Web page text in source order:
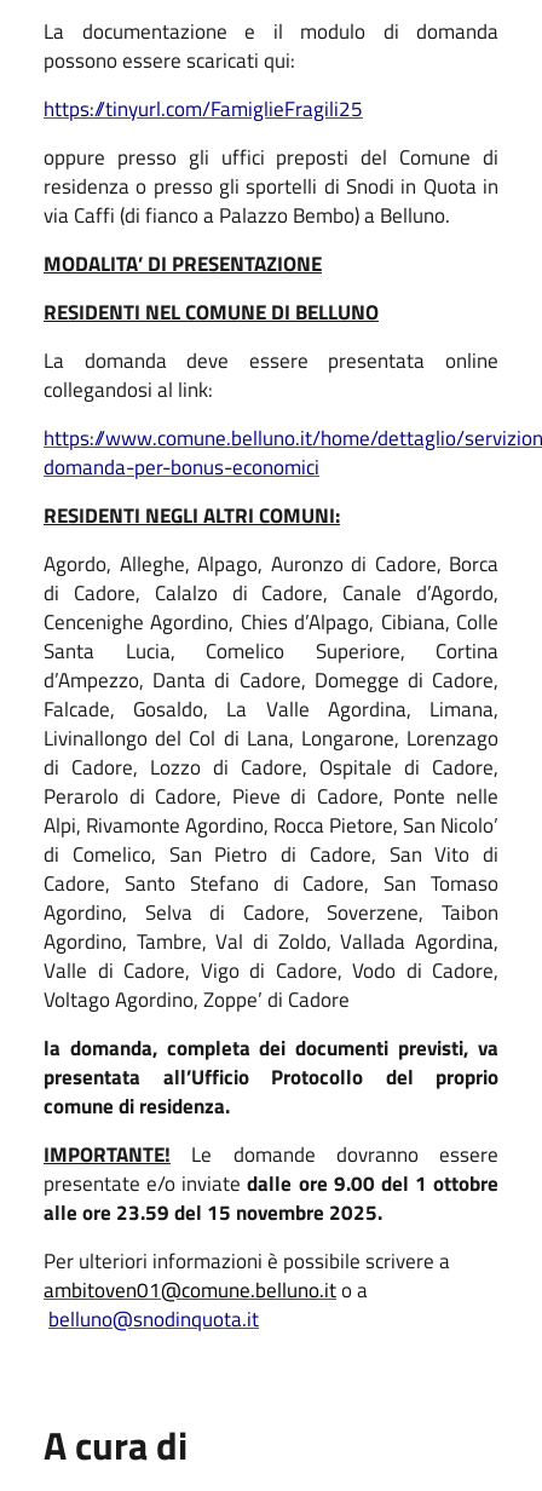
La documentazione e il modulo di domanda
possono essere scaricati qui:
https://tinyurl.com/FamiglieFragili25
oppure presso gli uffici preposti del Comune di
residenza o presso gli sportelli di Snodi in Quota in
via Caffi (di fianco a Palazzo Bembo) a Belluno.
MODALITA’ DI PRESENTAZIONE
RESIDENTI NEL COMUNE DI BELLUNO
La domanda deve essere presentata online
collegandosi al link:
https://www.comune.belluno.it/home/dettaglio/
domanda-per-bonus-economici
RESIDENTI NEGLI ALTRI COMUNI:
Agordo, Alleghe, Alpago, Auronzo di Cadore, Borca
di Cadore, Calalzo di Cadore, Canale d’Agordo,
Cencenighe Agordino, Chies d’Alpago, Cibiana, Colle
Santa Lucia, Comelico Superiore, Cortina
d’Ampezzo, Danta di Cadore, Domegge di Cadore,
Falcade, Gosaldo, La Valle Agordina, Limana,
Livinallongo del Col di Lana, Longarone, Lorenzago
di Cadore, Lozzo di Cadore, Ospitale di Cadore,
Perarolo di Cadore, Pieve di Cadore, Ponte nelle
Alpi, Rivamonte Agordino, Rocca Pietore, San Nicolo’
di Comelico, San Pietro di Cadore, San Vito di
Cadore, Santo Stefano di Cadore, San Tomaso
Agordino, Selva di Cadore, Soverzene, Taibon
Agordino, Tambre, Val di Zoldo, Vallada Agordina,
Valle di Cadore, Vigo di Cadore, Vodo di Cadore,
Voltago Agordino, Zoppe’ di Cadore
la domanda, completa dei documenti previsti, va
presentata all’Ufficio Protocollo del proprio
comune di residenza.
IMPORTANTE! Le domande dovranno essere
presentate e/o inviatedalle ore 9.00 del 1 ottobre
alleore 23.59 del 15 novembre 2025.
Per ulteriori informazioni è possibile scrivere a
ambitoven01@comune.belluno.ito a
belluno@snodinquota.it
A cura di